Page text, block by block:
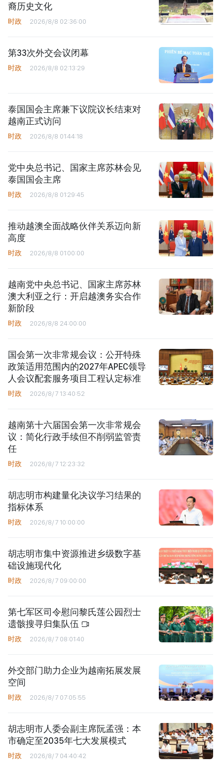
裔历史文化
时政 2026/8/8 02:36:00
第33次外交会议闭幕
时政 2026/8/8 02:13:29
泰国国会主席兼下议院议长结束对
越南正式访问
时政 2026/8/8 01:44:18
党中央总书记、国家主席苏林会见
泰国国会主席
时政 2026/8/8 01:29:45
推动越澳全面战略伙伴关系迈向新
高度
时政 2026/8/8 01:00:00
越南党中央总书记、国家主席苏林
澳大利亚之行：开启越澳务实合作
新阶段
时政 2026/8/8 24:00:00
国会第一次非常规会议：公开特殊
政策适用范围内的2027年APEC领导
人会议配套服务项目工程认定标准
时政 2026/8/7 13:40:52
越南第十六届国会第一次非常规会
议：简化行政手续但不削弱监管责
任
时政 2026/8/7 12:23:32
胡志明市构建量化决议学习结果的
指标体系
时政 2026/8/7 10:00:00
胡志明市集中资源推进乡级数字基
础设施现代化
时政 2026/8/7 09:00:00
第七军区司令慰问黎氏莲公园烈士
遗骸搜寻归集队伍
时政 2026/8/7 08:01:40
外交部门助力企业为越南拓展发展
空间
时政 2026/8/7 07:05:55
胡志明市人委会副主席阮孟强：本
市确定至2035年七大发展模式
时政 2026/8/7 04:40:42